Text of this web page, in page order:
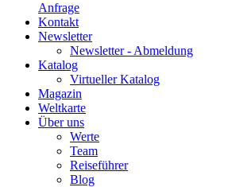
Anfrage
Kontakt
Newsletter
Newsletter - Abmeldung
Katalog
Virtueller Katalog
Magazin
Weltkarte
Über uns
Werte
Team
Reiseführer
Blog